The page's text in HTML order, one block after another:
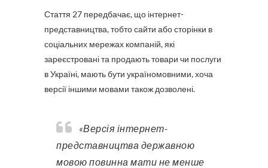
Стаття 27 передбачає, що інтернет-
представництва, тобто сайти або сторінки в
соціальних мережах компаній, які
зареєстровані та продають товари чи послуги
в Україні, мають бути україномовними, хоча
версії іншими мовами також дозволені.
«Версія інтернет-
представництва державною
мовою повинна мати не менше